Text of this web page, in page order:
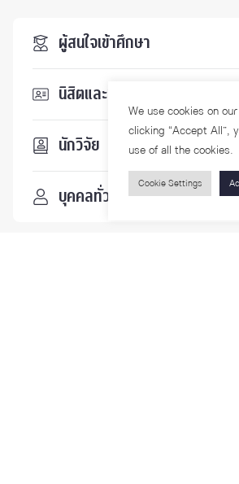
ผู้สนใจเข้าศึกษา
นิสิตและบุคลากร
นักวิจัย
บุคคลทั่วไป
We use cookies on
clicking “Accept All”,
use of all the cookies.
Cookie Settings